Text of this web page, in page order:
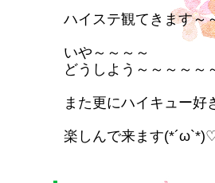
ハイステ観てきます～
いや～～～～
どうしよう～～～～～
また更にハイキュー
楽しんで来ます